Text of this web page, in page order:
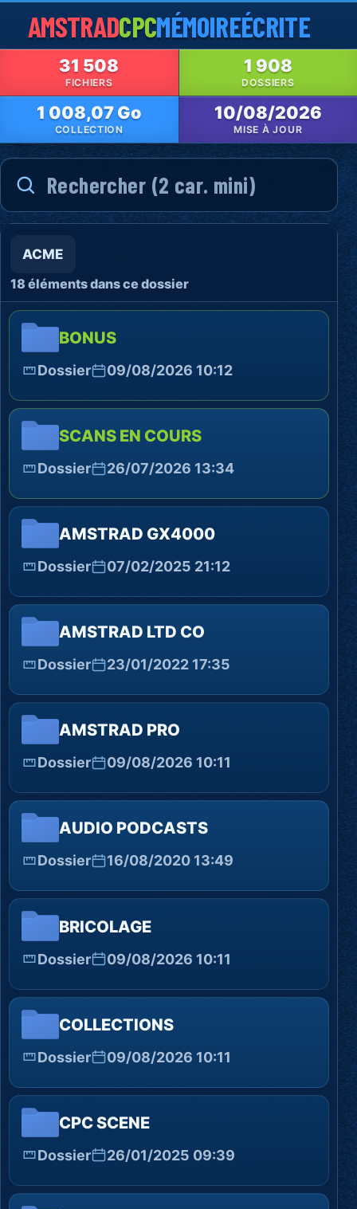
AMSTRADCPCMÉMOIREÉCRITE
31 508
FICHIERS
1 908
DOSSIERS
1 008,07 Go
COLLECTION
10/08/2026
MISE À JOUR
ACME
18 éléments dans ce dossier
BONUS
Dossier 09/08/2026 10:12
SCANS EN COURS
Dossier 26/07/2026 13:34
AMSTRAD GX4000
Dossier 07/02/2025 21:12
AMSTRAD LTD CO
Dossier 23/01/2022 17:35
AMSTRAD PRO
Dossier 09/08/2026 10:11
AUDIO PODCASTS
Dossier 16/08/2020 13:49
BRICOLAGE
Dossier 09/08/2026 10:11
COLLECTIONS
Dossier 09/08/2026 10:11
CPC SCENE
Dossier 26/01/2025 09:39